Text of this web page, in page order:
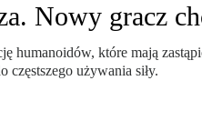
Nowy gracz
humanoidów, które mają
częstszego używania siły.